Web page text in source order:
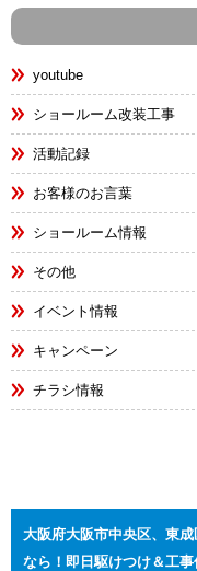
youtube
ショールーム改装工事
活動記録
お客様のお言葉
ショールーム情報
その他
イベント情報
キャンペーン
チラシ情報
大阪府大阪市中央区、東
なら！即日駆けつけ＆工